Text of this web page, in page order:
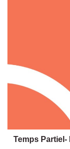
Temps